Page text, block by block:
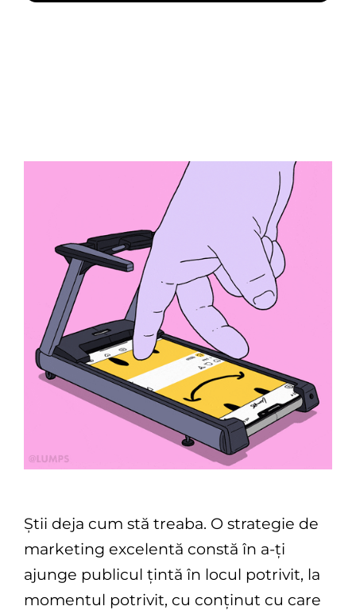
Știi deja cum stă treaba. O strategie de
marketing excelentă constă în a-ți
ajunge publicul țintă în locul potrivit, la
momentul potrivit, cu conținut cu care